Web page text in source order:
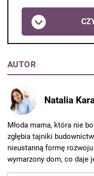
AUTOR
Natalia
Młoda mama, która nie
zgłębia tajniki
nieustanną formę
wymarzony dom, co daje
jeszcze lepiej rozumieć